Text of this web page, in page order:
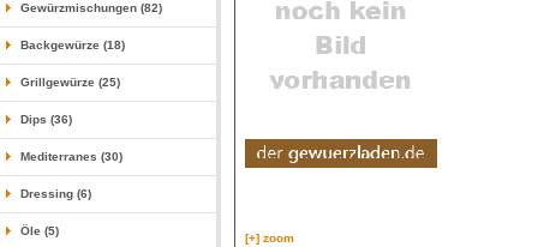
Gewürzmischungen (82)
Backgewürze (18)
Grillgewürze (25)
Dips (36)
Mediterranes (30)
Dressing (6)
Öle (5)
[+] zoom